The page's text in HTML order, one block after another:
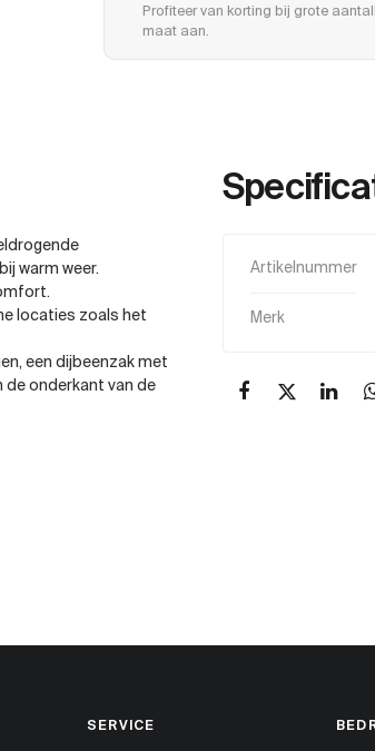
Profiteer van korting bij grote
maat aan.
warm weer.
locaties zoals het
een dijbeenzak met
de onderkant van de
Artikelnummer
Merk
SERVICE